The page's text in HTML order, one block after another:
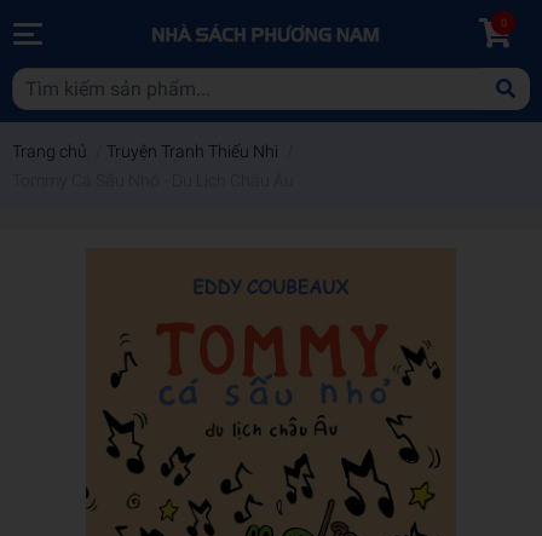
0
Trang chủ Truyện Tranh Thiếu Nhi